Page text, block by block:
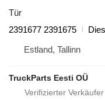
Tür
2391677 2391675
Estland, Tallinn
TruckParts Eesti OÜ